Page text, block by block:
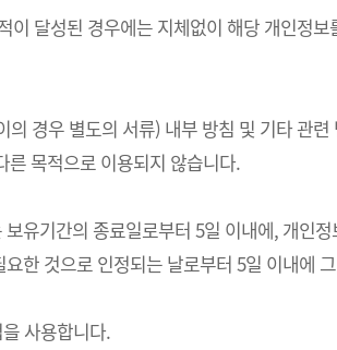
달성된 경우에는 지체없이 해당 개인정
경우 별도의 서류) 내부 방침 및 기타 관
른 목적으로 이용되지 않습니다.
유기간의 종료일로부터 5일 이내에, 개인
한 것으로 인정되는 날로부터 5일 이내에
사용합니다.